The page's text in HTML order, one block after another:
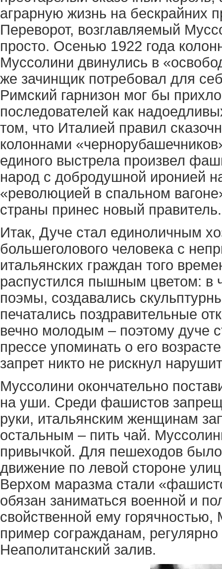
аграрную жизнь на бескрайних
Переворот, возглавляемый
просто. Осенью 1922 года
Муссолини двинулись в
же зачинщик потребовал для
Римский гарнизон мог бы
последователей как
том, что Италией правил
колоннами
единого выстрела произвел
народ с добродушной иронией
«революцией в спальном
страны принес новый правитель.
Итак, Дуче стал единоличным
большеголового человека с
итальянских граждан того
распустился пышным цветом: в
поэмы, создавались
печатались поздравительные
вечно молодым – поэтому дуче
прессе упоминать о его
запрет никто не рискнул
Муссолини окончательно
на уши. Среди фашистов
руки, итальянским женщинам
остальным – пить чай.
привычкой. Для пешеходов
движение по левой стороне
Верхом маразма стали
обязан заниматься военной и
свойственной ему
пример согражданам,
Неаполитанский залив.